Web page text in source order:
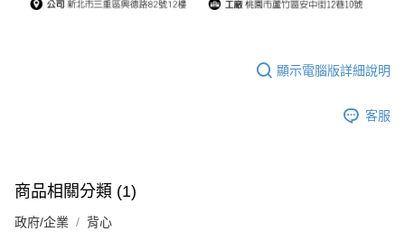
顯示電腦版詳細說明
客服
商品相關分類 (1)
政府/企業 背心